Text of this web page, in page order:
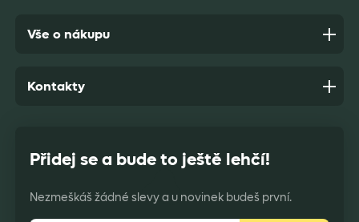
Vše o nákupu
Přidej se a bude to ještě lehčí!
Nezmeškáš žádné slevy a u novinek budeš první.
Kontakty